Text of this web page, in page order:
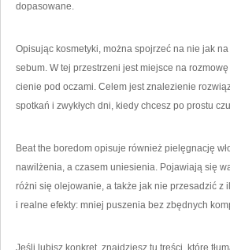
dopasowane.
Opisując kosmetyki, można spojrzeć na nie jak
sebum. W tej przestrzeni jest miejsce na
cienie pod oczami. Celem jest znalezienie
spotkań i zwykłych dni, kiedy chcesz po prostu
Beat the boredom opisuje również pielęgnację
nawilżenia, a czasem uniesienia. Pojawiają się
różni się olejowanie, a także jak nie przesadzić z
i realne efekty: mniej puszenia bez zbędnych
Jeśli lubisz konkret, znajdziesz tu treści, które